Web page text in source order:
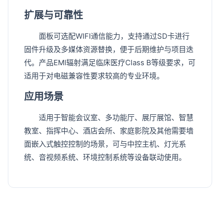
扩展与可靠性
面板可选配WIFI通信能力，支持通过SD卡进行
固件升级及多媒体资源替换，便于后期维护与项目迭
代。产品EMI辐射满足临床医疗Class B等级要求，可
适用于对电磁兼容性要求较高的专业环境。
应用场景
适用于智能会议室、多功能厅、展厅展馆、智慧
教室、指挥中心、酒店会所、家庭影院及其他需要墙
面嵌入式触控控制的场景，可与中控主机、灯光系
统、音视频系统、环境控制系统等设备联动使用。